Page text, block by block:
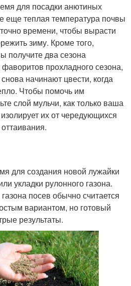
для посадки анютиных
еще теплая температура почвы
времени, чтобы вырасти
зиму. Кроме того,
получите два сезона
фаворитов прохладного сезона,
начинают цвести, когда
Чтобы помочь им
слой мульчи, как только ваша
их от чередующихся
для создания новой лужайки
укладки рулонного газона.
посев обычно считается
вариантом, но готовый
результаты.